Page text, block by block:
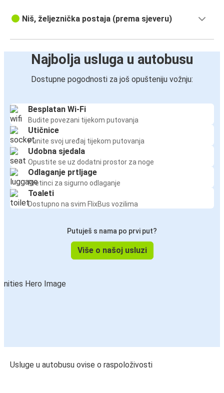
Niš, željeznička postaja (prema sjeveru)
Najbolja usluga u autobusu
Dostupne pogodnosti za još opušteniju vožnju:
Besplatan Wi-Fi
Budite povezani tijekom putovanja
Utičnice
Punite svoj uređaj tijekom putovanja
Udobna sjedala
Opustite se uz dodatni prostor za noge
Odlaganje prtljage
Pretinci za sigurno odlaganje
Toaleti
Dostupno na svim FlixBus vozilima
Putuješ s nama po prvi put?
Više o našoj usluzi
Usluge u autobusu ovise o raspoloživosti